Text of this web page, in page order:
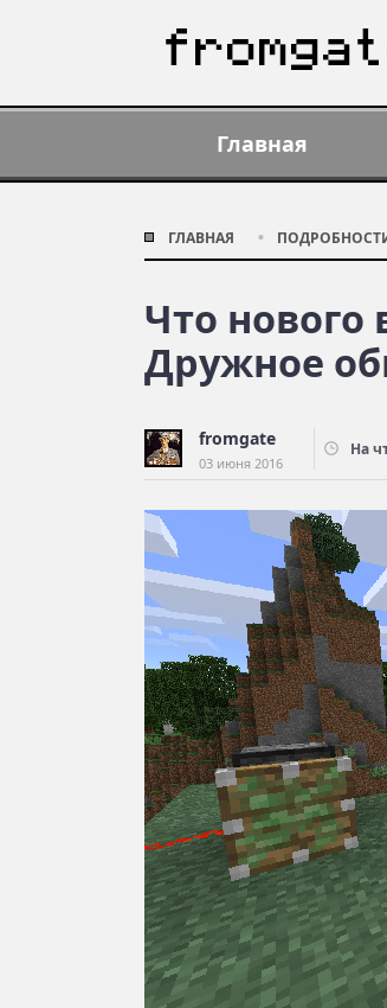
Главная
ГЛАВНАЯ
Что нового
Дружное
fromgate
03 июня 2016
На